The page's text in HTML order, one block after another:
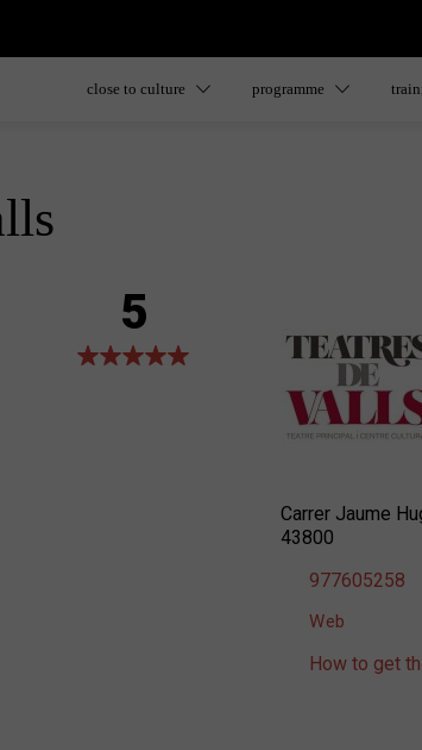
close to culture programme
5
Carrer Jaume
43800
977605258
Web
How to get